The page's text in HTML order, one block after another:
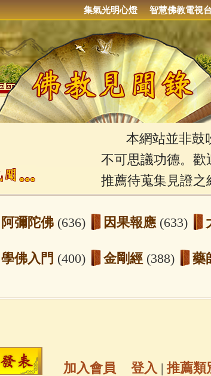
集氣光明心燈 智慧佛教電視台
本網站並非鼓吹
不可思議功德。歡
推薦待蒐集見證之
阿彌陀佛 (636) 因果報應 (633)
學佛入門 (400) 金剛經 (388) 藥
玉曆寶鈔(236) 地藏經(225) 臨
高僧故事 (141) 放生護生 (133)
加入會員 登入 | 推薦類